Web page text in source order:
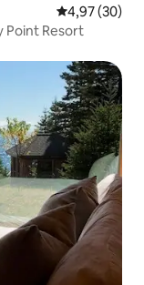
4,97 (30)
Point Resort